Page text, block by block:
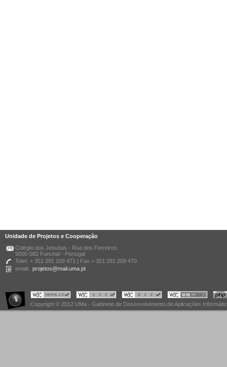
Unidade de Projetos e Cooperação
Colégio dos Jesuítas - Rua dos Ferreiros
9000-082 Funchal - Portugal
Telef. + 351 291 209 471 | Fax + 351 291 209 470
email: projetos@mail.uma.pt
Copyright © 2012 UMa - Gabinete de Desenvolvimento de Aplicações